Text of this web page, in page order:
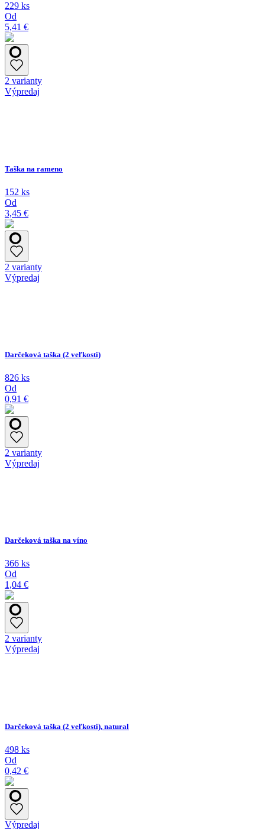
229 ks
Od
5,41 €
2 varianty
Výpredaj
Taška na rameno
152 ks
Od
3,45 €
2 varianty
Výpredaj
Darčeková taška (2 veľkosti)
826 ks
Od
0,91 €
2 varianty
Výpredaj
Darčeková taška na víno
366 ks
Od
1,04 €
2 varianty
Výpredaj
Darčeková taška (2 veľkosti), natural
498 ks
Od
0,42 €
Výpredaj